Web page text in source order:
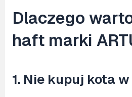
Dlaczego
haft marki
1. Nie kupuj kota